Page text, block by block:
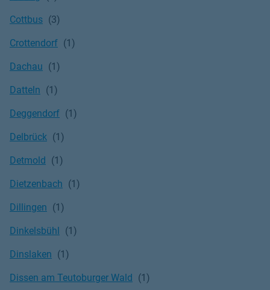
Cottbus
Crottendorf
Dachau
Datteln
Deggendorf
Delbrück
Detmold
Dietzenbach
Dillingen
Dinkelsbühl
Dinslaken
Dissen am Teutoburger Wald